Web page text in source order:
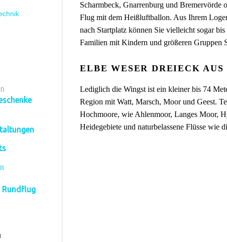
Scharmbeck, Gnarrenburg und Bremervörde
Flug mit dem Heißluftballon. Aus Ihrem
nach Startplatz können Sie vielleicht sogar
Familien mit Kindern und größeren Gruppen
ELBE WESER DREIECK
Lediglich die Wingst ist ein kleiner bis 74
Region mit Watt, Marsch, Moor und Geest.
Hochmoore, wie Ahlenmoor, Langes Moor,
Heidegebiete und naturbelassene Flüsse wie
Rundflug